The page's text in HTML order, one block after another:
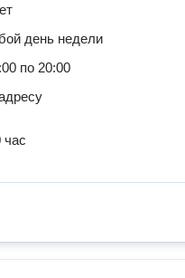
день недели
по 20:00